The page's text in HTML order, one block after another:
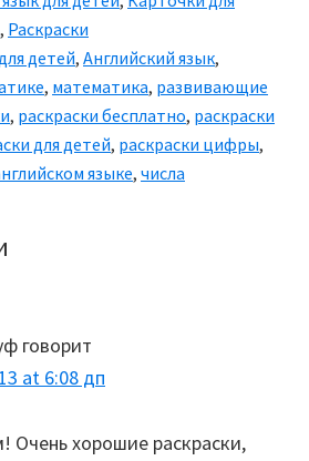
, Раскраски
детей, Английский язык,
, математика, развивающие
, раскраски бесплатно, раскраски
для детей, раскраски цифры,
языке, числа
говорит
at 6:08 дп
Очень хорошие раскраски,